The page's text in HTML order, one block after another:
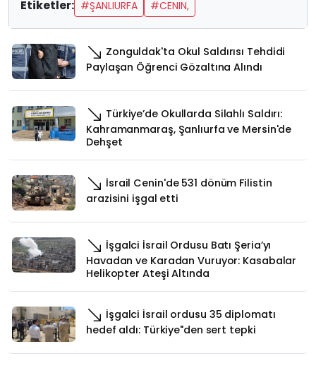
Etiketler: #ŞANLIURFA #CENIN,
Zonguldak'ta Okul Saldırısı Tehdidi
Paylaşan Öğrenci Gözaltına Alındı
Türkiye’de Okullarda Silahlı Saldırı:
Kahramanmaraş, Şanlıurfa ve Mersin'de
Dehşet
İsrail Cenin'de 531 dönüm Filistin
arazisini işgal etti
İşgalci İsrail Ordusu Batı Şeria’yı
Havadan ve Karadan Vuruyor: Kasabalar
Helikopter Ateşi Altında
İşgalci İsrail ordusu 35 diplomatı
hedef aldı: Türkiye"den sert tepki